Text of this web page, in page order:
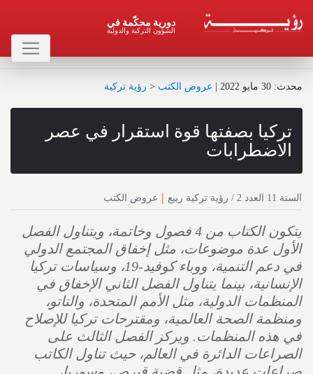
دورية محكّمة في
الشؤون التركية والدولية
محدث : 30 مايو 2022 عروض الكتب < رؤية تركية
تركيا بصفتها قوة استقرار في عصر
الاضطرابات
السنة 11 العدد 2 / رؤية تركية ربيع | عروض الكتب
يتكون الكتاب من 4 فصول وخاتمة، ويتناول الفصل
الأول عدة موضوعات، مثل إخفاق المجتمع الدولي
في دعم التنمية، ووباء كوفيد-19، وسياسات تركيا
الإنسانية، بينما يتناول الفصل الثاني الإخفاق في
المنظمات الدولية، مثل الأمم المتحدة، والناتو،
ومنظمة الصحة العالمية، ومقترحات تركيا للإصلاح
في هذه المنظمات. ويركز الفصل الثالث على
الصراعات الدائرة في العالم، حيث تناول الكاتب